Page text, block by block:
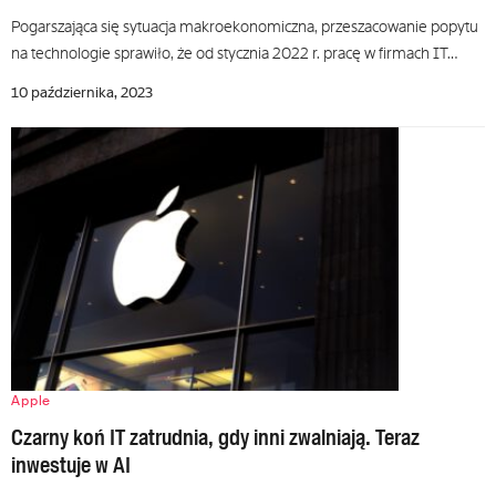
Pogarszająca się sytuacja makroekonomiczna, przeszacowanie popytu
na technologie sprawiło, że od stycznia 2022 r. pracę w firmach IT…
10 października, 2023
Apple
Czarny koń IT zatrudnia, gdy inni zwalniają. Teraz
inwestuje w AI